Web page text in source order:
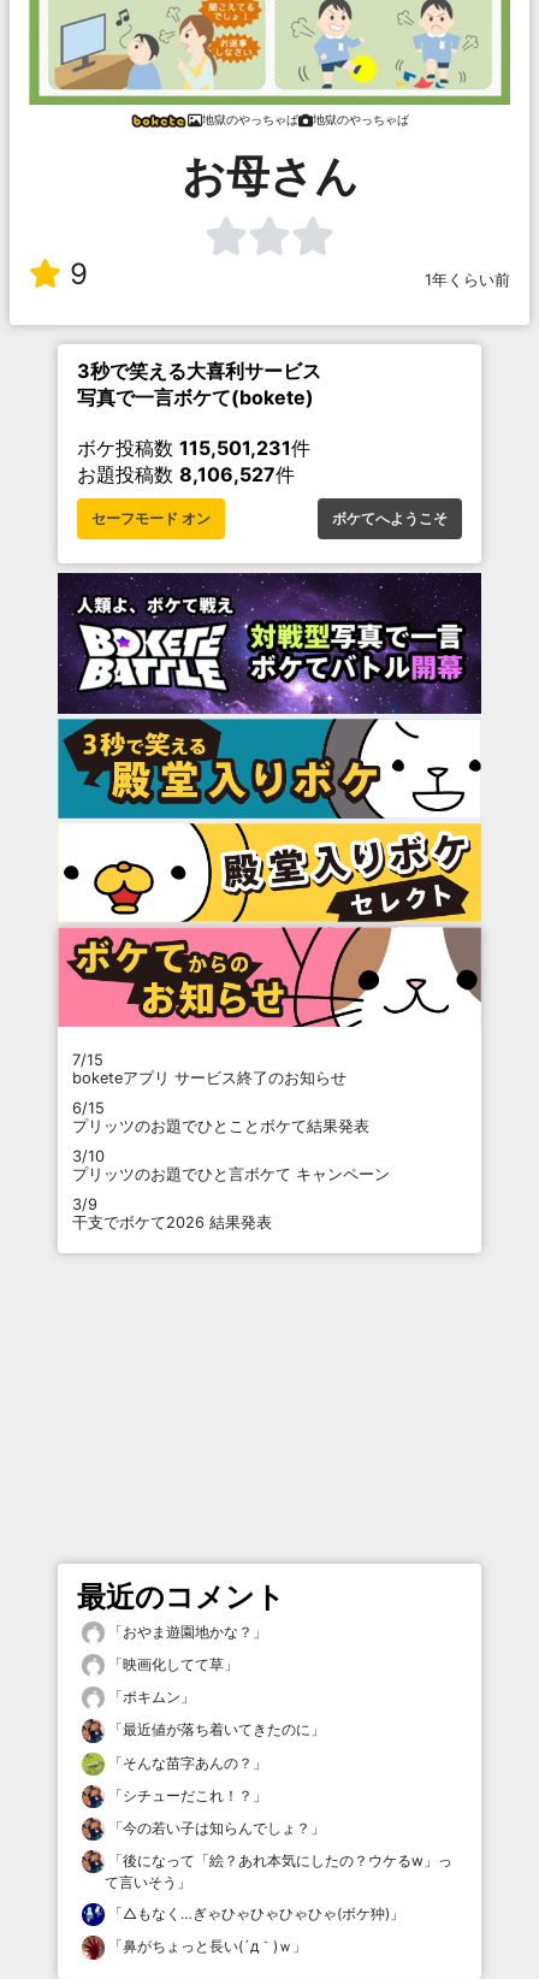
地獄のやっちゃば 地獄のやっちゃば
お母さん
9 1年くらい前
3秒で笑える大喜利サービス
写真で一言ボケて(bokete)
ボケ投稿数 115,501,231件
お題投稿数 8,106,527件
セーフモード オン ボケてへようこそ
7/15
boketeアプリ サービス終了のお知らせ
6/15
プリッツのお題でひとことボケて結果発表
3/10
プリッツのお題でひと言ボケて キャンペーン
3/9
干支でボケて2026 結果発表
最近のコメント
「おやま遊園地かな？ 」
「映画化してて草 」
「ポキムン 」
「最近値が落ち着いてきたのに 」
「そんな苗字あんの？ 」
「シチューだこれ！？ 」
「今の若い子は知らんでしょ？ 」
「後になって「絵？あれ本気にしたの？ウケるw」っ
て言いそう 」
「△もなく…ぎゃひゃひゃひゃひゃ(ボケ狆) 」
「鼻がちょっと長い(´д｀)ｗ 」